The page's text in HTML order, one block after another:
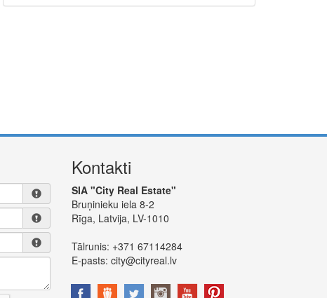
Kontakti
SIA "City Real Estate"
Bruņinieku iela 8-2
Rīga, Latvija, LV-1010
Tālrunis: +371 67114284
E-pasts: city@cityreal.lv